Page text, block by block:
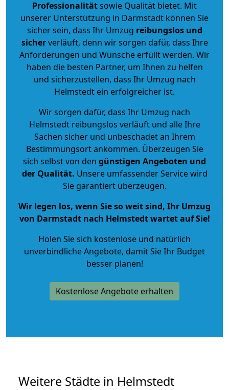
Professionalitätsowie Qualität bietet. Mit
unserer Unterstützung in Darmstadt können Sie
sicher sein, dass Ihr Umzug reibungslos und
sicherverläuft, denn wir sorgen dafür, dass Ihre
Anforderungen und Wünsche erfüllt werden. Wir
haben die besten Partner, um Ihnen zu helfen
und sicherzustellen, dass Ihr Umzug nach
Helmstedt ein erfolgreicher ist.
Wir sorgen dafür, dass Ihr Umzug nach
Helmstedt reibungslos verläuft und alle Ihre
Sachen sicher und unbeschadet an Ihrem
Bestimmungsort ankommen. Überzeugen Sie
sich selbst von den günstigen Angeboten und
der Qualität. Unsere umfassender Service wird
Sie garantiert überzeugen.
Wir legen los, wenn Sie so weit sind, Ihr Umzug
von Darmstadt nach Helmstedt wartet auf Sie!
Holen Sie sich kostenlose und natürlich
unverbindliche Angebote, damit Sie Ihr Budget
besser planen!
Kostenlose Angebote erhalten
Weitere Städte in Helmstedt